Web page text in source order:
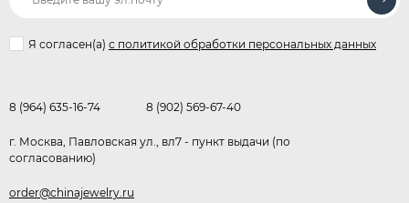
Я согласен(a) с политикой обработки персональных данных
8 (964) 635-16-74 8 (902) 569-67-40
г. Москва, Павловская ул., вл7 - пункт выдачи (по
согласованию)
order@chinajewelry.ru